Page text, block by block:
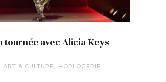
tournée avec Alicia Keys
ART & CULTURE, HORLOGERIE